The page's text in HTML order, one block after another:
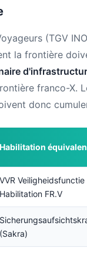
(TGV
la frontière
franco-X.
donc
Habilitation
VVR Veiligheidsfunctie
Habilitation FR.V
(Sakra)